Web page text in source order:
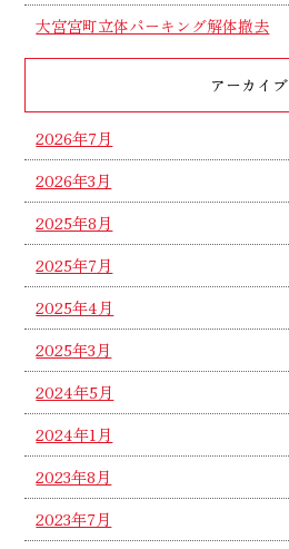
大宮宮町立体パーキング解体撤去
アーカイブ
2026年7月
2026年3月
2025年8月
2025年7月
2025年4月
2025年3月
2024年5月
2024年1月
2023年8月
2023年7月